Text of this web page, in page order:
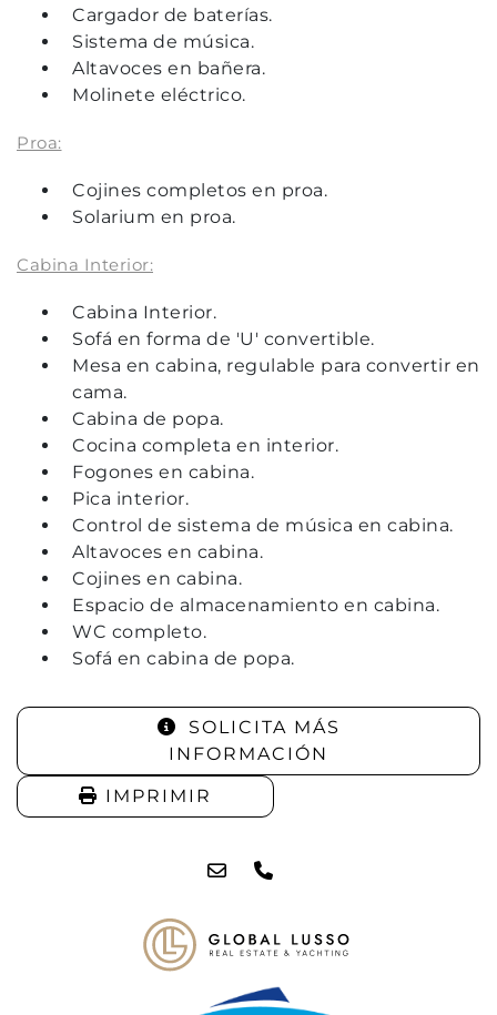
Cargador de baterías.
Sistema de música.
Altavoces en bañera.
Molinete eléctrico.
Proa:
Cojines completos en proa.
Solarium en proa.
Cabina Interior:
Cabina Interior.
Sofá en forma de 'U' convertible.
Mesa en cabina, regulable para convertir en
cama.
Cabina de popa.
Cocina completa en interior.
Fogones en cabina.
Pica interior.
Control de sistema de música en cabina.
Altavoces en cabina.
Cojines en cabina.
Espacio de almacenamiento en cabina.
WC completo.
Sofá en cabina de popa.
SOLICITA MÁS
INFORMACIÓN
IMPRIMIR